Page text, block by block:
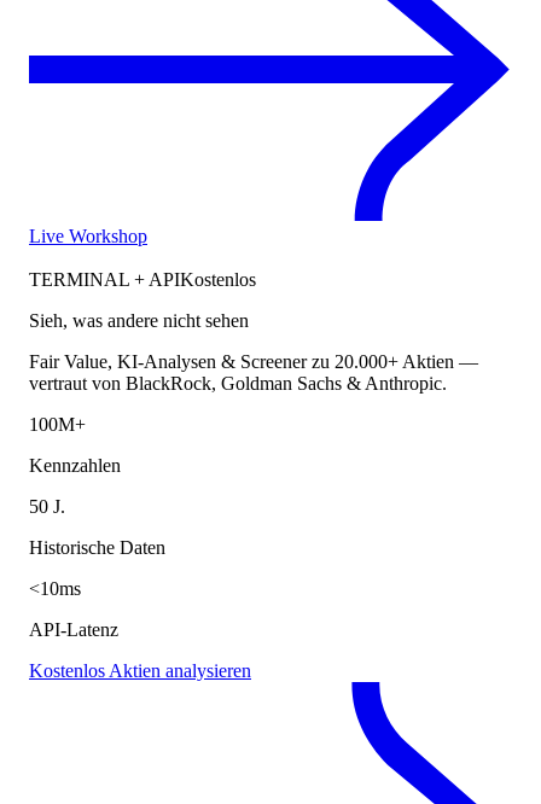
Live Workshop
TERMINAL + APIKostenlos
Sieh, was andere nicht sehen
Fair Value, KI-Analysen & Screener zu 20.000+ Aktien —
vertraut von BlackRock, Goldman Sachs & Anthropic.
100M+
Kennzahlen
50 J.
Historische Daten
<10ms
API-Latenz
Kostenlos Aktien analysieren